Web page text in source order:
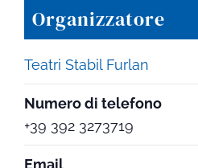
Organizzatore
Teatri Stabil Furlan
Numero di telefono
+39 392 3273719
Email